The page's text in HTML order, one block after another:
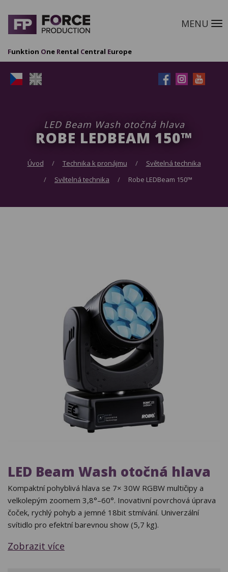
MENU
Funktion One Rental Central Europe
LED Beam Wash otočná hlava
ROBE LEDBEAM 150™
Úvod Technika k pronájmu
Světelná technika
Světelná technika
Robe LEDBeam 150™
LED Beam Wash otočná hlava
Kompaktní pohyblivá hlava se 7× 30W RGBW multičipy a
velkolepým zoomem 3,8°–60°. Inovativní povrchová úprava
čoček, rychlý pohyb a jemné 18bit stmívání. Univerzální
svítidlo pro efektní barevnou show (5,7 kg).
Zobrazit více